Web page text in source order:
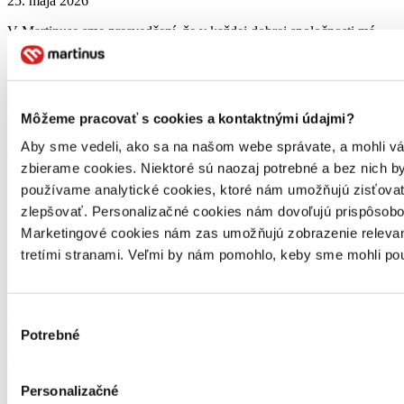
Môžeme pracovať s cookies a kontaktnými údajmi?
Aby sme vedeli, ako sa na našom webe správate, a mohli
zbierame cookies. Niektoré sú naozaj potrebné a bez nich
používame analytické cookies, ktoré nám umožňujú
zlepšovať. Personalizačné cookies nám dovoľujú
Marketingové cookies nám zas umožňujú zobrazenie
tretími stranami. Veľmi by nám pomohlo, keby sme mohli
súhlasu
Potrebné
Personalizačné
V Martinuse sme presvedčení, že v každej dobrej spoločnosti má
kultúra výnimočné miesto. Je jej dušou, svedomím, pečaťou i
motorom. Preto sme sa rozhodli, že 1 % z nášho obratu od 20.
marca do konca apríla 2026 venujeme na podporu kultúrnych akcií,
centier, festivalov, časopisov či literárnych […]
celý článok
Zaujímajú ťa novinky z knižného sveta?